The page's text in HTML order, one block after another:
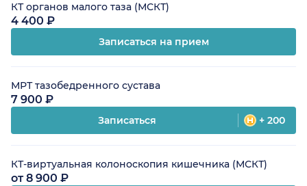
КТ органов малого таза (МСКТ)
4 400 ₽
Записаться на прием
МРТ тазобедренного сустава
7 900 ₽
Записаться + 200
КТ-виртуальная колоноскопия кишечника (МСКТ)
от 8 900 ₽